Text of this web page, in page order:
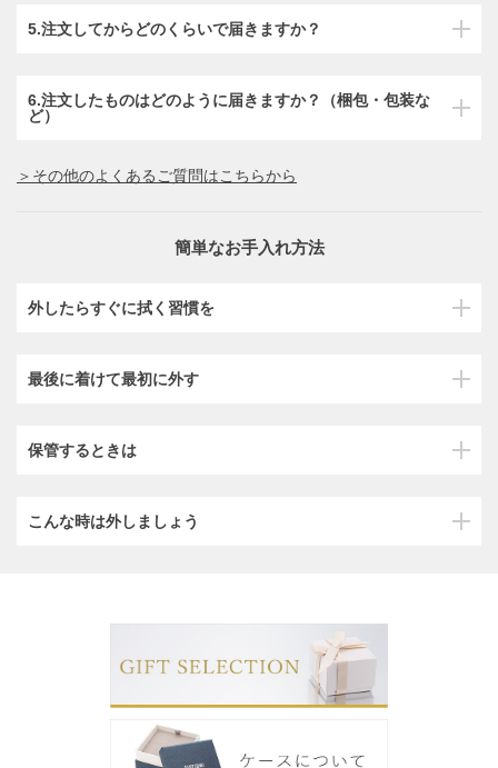
5.注文してからどのくらいで届きますか？
6.注文したものはどのように届きますか？（梱包・包装な
ど）
＞その他のよくあるご質問はこちらから
簡単なお手入れ方法
外したらすぐに拭く習慣を
最後に着けて最初に外す
保管するときは
こんな時は外しましょう